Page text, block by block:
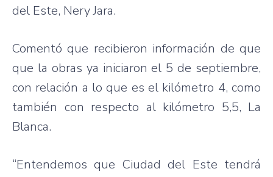
del Este, Nery Jara.
Comentó que recibieron información de que
que la obras ya iniciaron el 5 de septiembre,
con relación a lo que es el kilómetro 4, como
también con respecto al kilómetro 5,5, La
Blanca.
“Entendemos que Ciudad del Este tendrá